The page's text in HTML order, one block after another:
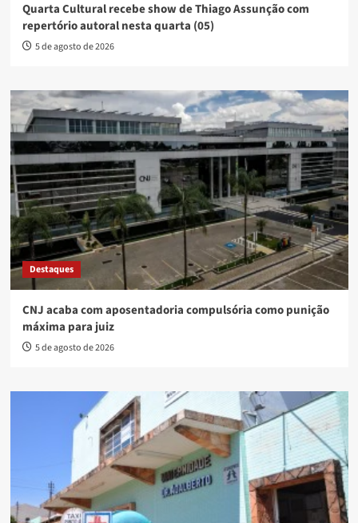
Quarta Cultural recebe show de Thiago Assunção com
repertório autoral nesta quarta (05)
5 de agosto de 2026
Destaques
CNJ acaba com aposentadoria compulsória como punição
máxima para juiz
5 de agosto de 2026